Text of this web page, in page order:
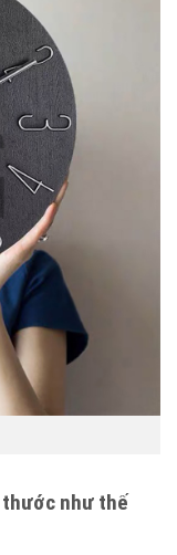
như thế